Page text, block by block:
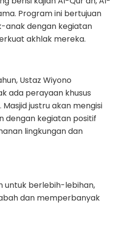
Program ini bertujuan
anak dengan kegiatan
akhlak mereka.
Ustaz Wiyono
ada perayaan khusus
justru akan mengisi
dengan kegiatan positif
lingkungan dan
untuk berlebih-lebihan,
dan memperbanyak